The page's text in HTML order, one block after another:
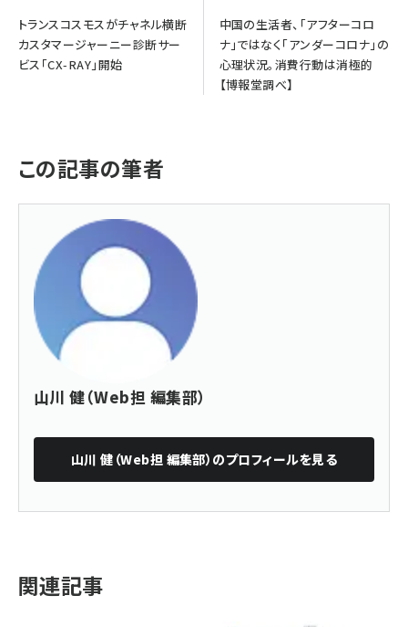
トランスコスモスがチャネル横断
カスタマージャーニー診断サー
ビス「CX-RAY」開始
中国の生活者、「アフターコロ
ナ」ではなく「アンダーコロナ」の
心理状況。消費行動は消極的
【博報堂調べ】
この記事の筆者
山川 健（Web担 編集部）
山川 健（Web担 編集部） のプロフィールを見る
関連記事